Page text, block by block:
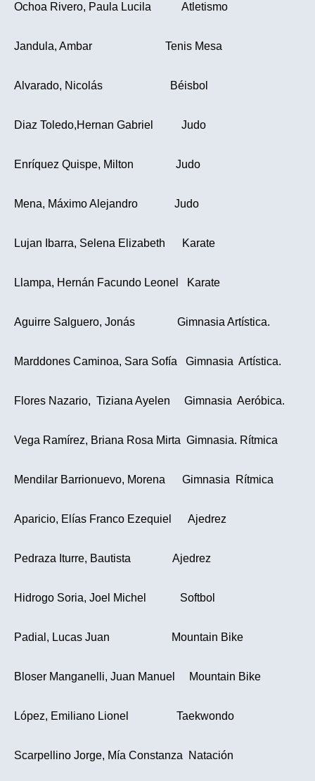
Ochoa Rivero, Paula Lucila Atletismo
Jandula, Ambar Tenis Mesa
Alvarado, Nicolás Béisbol
Diaz Toledo,Hernan Gabriel Judo
Enríquez Quispe, Milton Judo
Mena, Máximo Alejandro Judo
Lujan Ibarra, Selena Elizabeth Karate
Llampa, Hernán Facundo Leonel Karate
Aguirre Salguero, Jonás Gimnasia Artística.
Marddones Caminoa, Sara Sofía Gimnasia Artística.
Flores Nazario, Tiziana Ayelen Gimnasia Aeróbica.
Vega Ramírez, Briana Rosa Mirta Gimnasia. Rítmica
Mendilar Barrionuevo, Morena Gimnasia Rítmica
Aparicio, Elías Franco Ezequiel Ajedrez
Pedraza Iturre, Bautista Ajedrez
Hidrogo Soria, Joel Michel Softbol
Padial, Lucas Juan Mountain Bike
Bloser Manganelli, Juan Manuel Mountain Bike
López, Emiliano Lionel Taekwondo
Scarpellino Jorge, Mía Constanza Natación